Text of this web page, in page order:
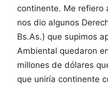
continente. Me refiero
nos dio algunos
Bs.As.) que supimos
Ambiental quedaron
millones de dólares
que uniría continente